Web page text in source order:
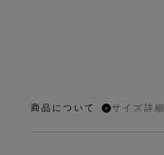
商品について サイズ詳細